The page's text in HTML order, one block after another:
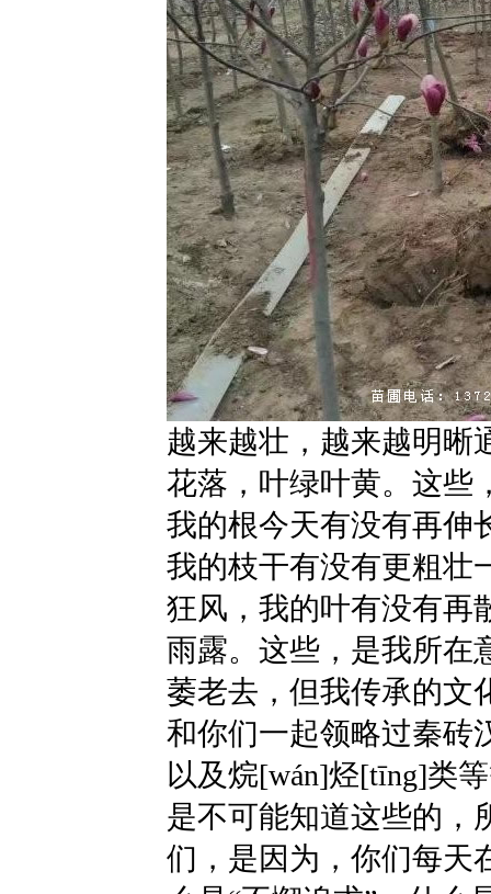
越来越壮，越来越明晰
花落，叶绿叶黄。这些
我的根今天有没有再伸
我的枝干有没有更粗壮
狂风，我的叶有没有再
雨露。这些，是我所在
萎老去，但我传承的文
和你们一起领略过秦砖
以及烷[wán]烃[tīng]类
是不可能知道这些的，
们，是因为，你们每天